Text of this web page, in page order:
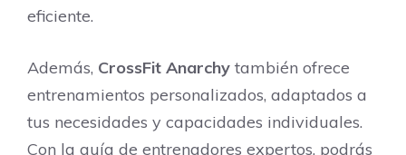
eficiente.
Además, CrossFit Anarchy también ofrece
entrenamientos personalizados, adaptados a
tus necesidades y capacidades individuales.
Con la guía de entrenadores expertos, podrás